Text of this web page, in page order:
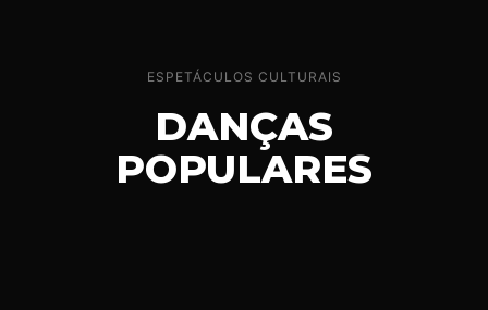
ESPETÁCULOS CULTURAIS
DANÇAS
POPULARES